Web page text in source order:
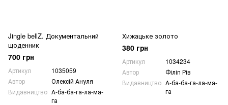
Jingle bellZ. Документальний
щоденник
700 грн
Артикул
1035059
Автор
Олексій Ануля
Видавництво А-ба-ба-га-ла-ма-
га
Хижацьке золото
380 грн
Артикул
1034234
Автор
Філіп Рів
Видавництво А-ба-ба-га-ла-ма-
га